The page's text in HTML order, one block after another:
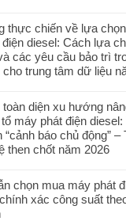
thực chiến về lựa
diesel: Cách lựa
các yêu cầu bảo trì
trung tâm dữ liệu
toàn diện xu hướng
máy phát điện diesel:
“cảnh báo chủ động”
then chốt năm 2026
chọn mua máy phát
xác công suất